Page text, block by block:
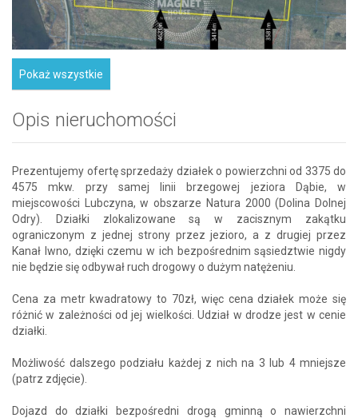
Pokaż wszystkie
Opis nieruchomości
Prezentujemy ofertę sprzedaży działek o powierzchni od 3375 do
4575 mkw. przy samej linii brzegowej jeziora Dąbie, w
miejscowości Lubczyna, w obszarze Natura 2000 (Dolina Dolnej
Odry). Działki zlokalizowane są w zacisznym zakątku
ograniczonym z jednej strony przez jezioro, a z drugiej przez
Kanał Iwno, dzięki czemu w ich bezpośrednim sąsiedztwie nigdy
nie będzie się odbywał ruch drogowy o dużym natężeniu.
Cena za metr kwadratowy to 70zł, więc cena działek może się
różnić w zależności od jej wielkości. Udział w drodze jest w cenie
działki.
Możliwość dalszego podziału każdej z nich na 3 lub 4 mniejsze
(patrz zdjęcie).
Dojazd do działki bezpośredni drogą gminną o nawierzchni